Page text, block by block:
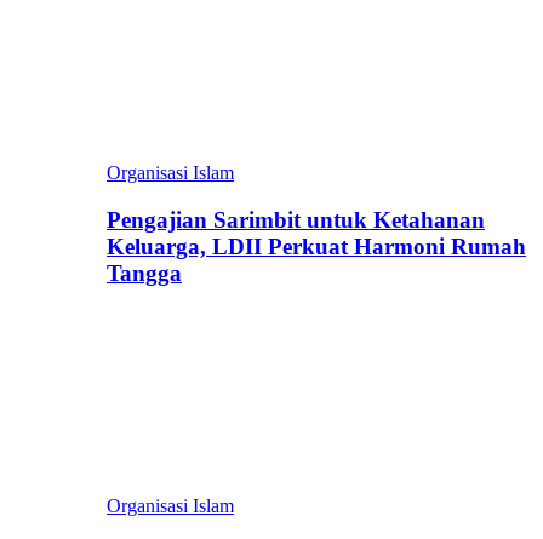
Organisasi Islam
Pengajian Sarimbit untuk Ketahanan
Keluarga, LDII Perkuat Harmoni Rumah
Tangga
Organisasi Islam